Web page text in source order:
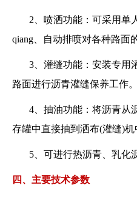
2、喷洒功能：可采用单
qiang、自动排喷对各种路面
3、灌缝功能：安装专用
路面进行沥青灌缝保养工作。
4、抽油功能：将沥青从
存罐中直接抽到洒布(灌缝)机
5、可进行热沥青、乳化
四、主要技术参数